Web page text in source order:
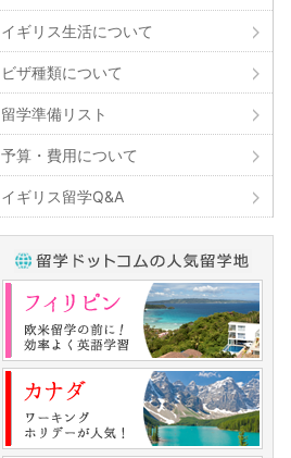
イギリス生活について
ビザ種類について
留学準備リスト
予算・費用について
イギリス留学Q&A